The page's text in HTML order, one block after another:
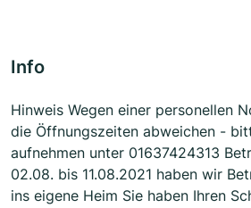
Info
Hinweis Wegen einer personellen
die Öffnungszeiten abweichen -
aufnehmen unter 01637424313
02.08. bis 11.08.2021 haben wir
ins eigene Heim Sie haben Ihren